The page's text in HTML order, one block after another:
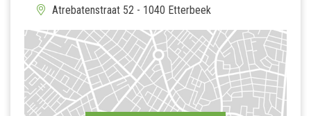
Atrebatenstraat 52 - 1040 Etterbeek